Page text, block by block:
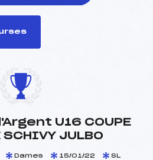
U16 COUPE
SCHIVY JULBO
Dames 15/01/22 SL